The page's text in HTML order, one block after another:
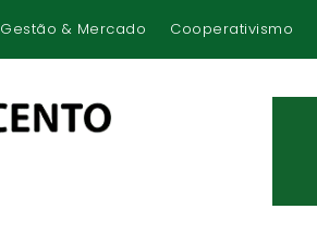
Gestão & Mercado Cooperativismo